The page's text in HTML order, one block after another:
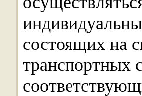
состоящих на
транспортных